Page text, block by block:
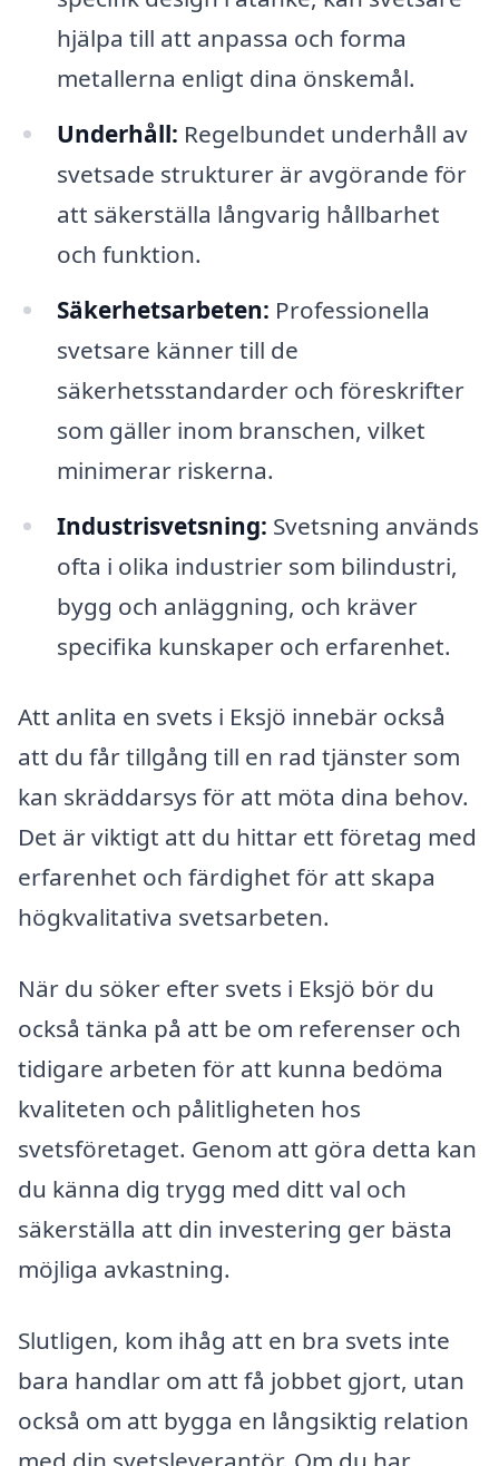
hjälpa till att anpassa och forma
metallerna enligt dina önskemål.
Underhåll: Regelbundet underhåll av
svetsade strukturer är avgörande för
att säkerställa långvarig hållbarhet
och funktion.
Säkerhetsarbeten: Professionella
svetsare känner till de
säkerhetsstandarder och föreskrifter
som gäller inom branschen, vilket
minimerar riskerna.
Industrisvetsning: Svetsning används
ofta i olika industrier som bilindustri,
bygg och anläggning, och kräver
specifika kunskaper och erfarenhet.
Att anlita en svets i Eksjö innebär också
att du får tillgång till en rad tjänster som
kan skräddarsys för att möta dina behov.
Det är viktigt att du hittar ett företag med
erfarenhet och färdighet för att skapa
högkvalitativa svetsarbeten.
När du söker efter svets i Eksjö bör du
också tänka på att be om referenser och
tidigare arbeten för att kunna bedöma
kvaliteten och pålitligheten hos
svetsföretaget. Genom att göra detta kan
du känna dig trygg med ditt val och
säkerställa att din investering ger bästa
möjliga avkastning.
Slutligen, kom ihåg att en bra svets inte
bara handlar om att få jobbet gjort, utan
också om att bygga en långsiktig relation